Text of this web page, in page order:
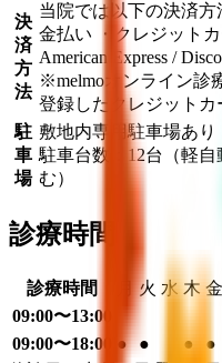
決
済
方
法
当院では以下の決済
金払い ・クレジットカ
American Express /
※melmoオンライン診
登録したクレジットカ
駐
車
場
敷地内専用駐車場あり
駐車台数：12台（軽
む）
診療時間
診療時間 火 水 木 金
09:00〜13:00
09:00〜18:00
● ● ●
●